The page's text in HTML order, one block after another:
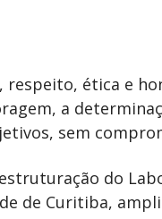
ética e
a
sem
do
de Curitiba,